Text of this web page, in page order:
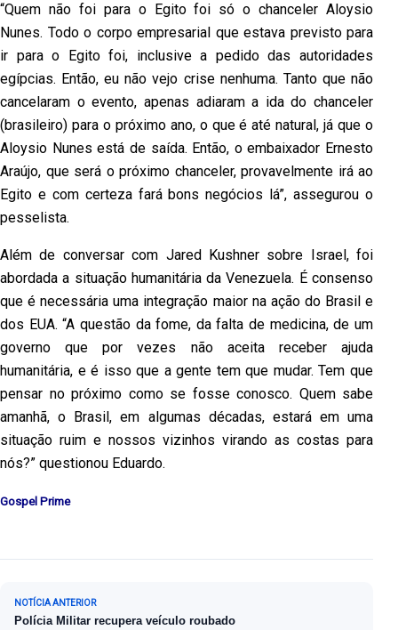
“Quem não foi para o Egito foi só o chanceler Aloysio
Nunes. Todo o corpo empresarial que estava previsto para
ir para o Egito foi, inclusive a pedido das autoridades
egípcias. Então, eu não vejo crise nenhuma. Tanto que não
cancelaram o evento, apenas adiaram a ida do chanceler
(brasileiro) para o próximo ano, o que é até natural, já que o
Aloysio Nunes está de saída. Então, o embaixador Ernesto
Araújo, que será o próximo chanceler, provavelmente irá ao
Egito e com certeza fará bons negócios lá”, assegurou o
pesselista.
Além de conversar com Jared Kushner sobre Israel, foi
abordada a situação humanitária da Venezuela. É consenso
que é necessária uma integração maior na ação do Brasil e
dos EUA. “A questão da fome, da falta de medicina, de um
governo que por vezes não aceita receber ajuda
humanitária, e é isso que a gente tem que mudar. Tem que
pensar no próximo como se fosse conosco. Quem sabe
amanhã, o Brasil, em algumas décadas, estará em uma
situação ruim e nossos vizinhos virando as costas para
nós?” questionou Eduardo.
Gospel Prime
Navegação de Post
NOTÍCIA ANTERIOR
Polícia Militar recupera veículo roubado